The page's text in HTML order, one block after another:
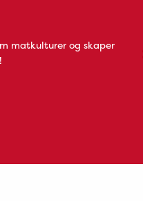
matkulturer og skaper